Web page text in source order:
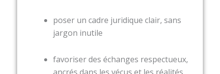
poser un cadre juridique clair, sans
jargon inutile
favoriser des échanges respectueux,